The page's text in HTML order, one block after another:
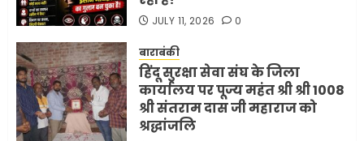
JULY 11, 2026 0
बाराबंकी
हिंदू सुरक्षा सेवा संघ के जिला
कार्यालय पर पूज्य महंत श्री श्री 1008
श्री संतराम दास जी महाराज को
श्रद्धांजलि